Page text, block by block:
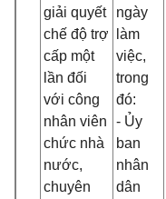
giải quyết
chế độ trợ
cấp một
lần đối
với công
nhân viên
chức nhà
nước,
chuyên
ngày
làm
việc,
trong
đó:
- Ủy
ban
nhân
dân